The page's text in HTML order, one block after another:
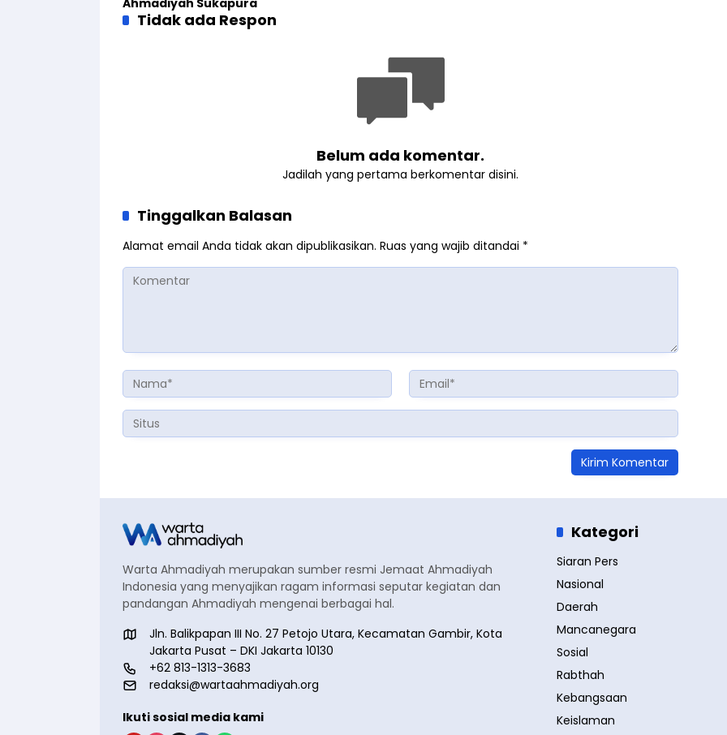
Ahmadiyah Sukapura
Tidak ada Respon
Belum ada komentar.
Jadilah yang pertama berkomentar disini.
Tinggalkan Balasan
Alamat email Anda tidak akan dipublikasikan. Ruas yang wajib ditandai *
Warta Ahmadiyah merupakan sumber resmi Jemaat Ahmadiyah
Indonesia yang menyajikan ragam informasi seputar kegiatan dan
pandangan Ahmadiyah mengenai berbagai hal.
Jln. Balikpapan III No. 27 Petojo Utara, Kecamatan Gambir, Kota
Jakarta Pusat – DKI Jakarta 10130
+62 813-1313-3683
redaksi@wartaahmadiyah.org
Ikuti sosial media kami
Kategori
Siaran Pers
Nasional
Daerah
Mancanegara
Sosial
Rabthah
Kebangsaan
Keislaman